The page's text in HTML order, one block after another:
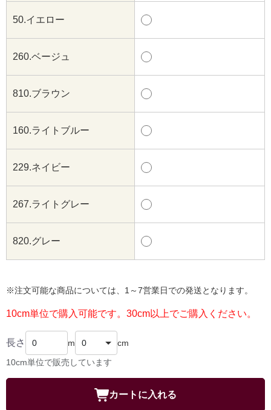
50.イエロー
260.ベージュ
810.ブラウン
160.ライトブルー
229.ネイビー
267.ライトグレー
820.グレー
※注文可能な商品については、1～7営業日での発送となります。
10cm単位で購入可能です。30cm以上でご購入ください。
長さ m cm
10cm単位で販売しています
カートに入れる